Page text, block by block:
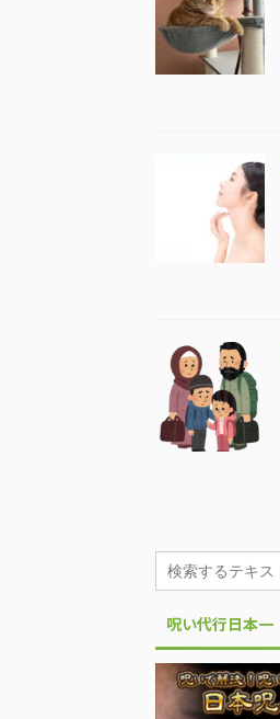
呪い代行日本一